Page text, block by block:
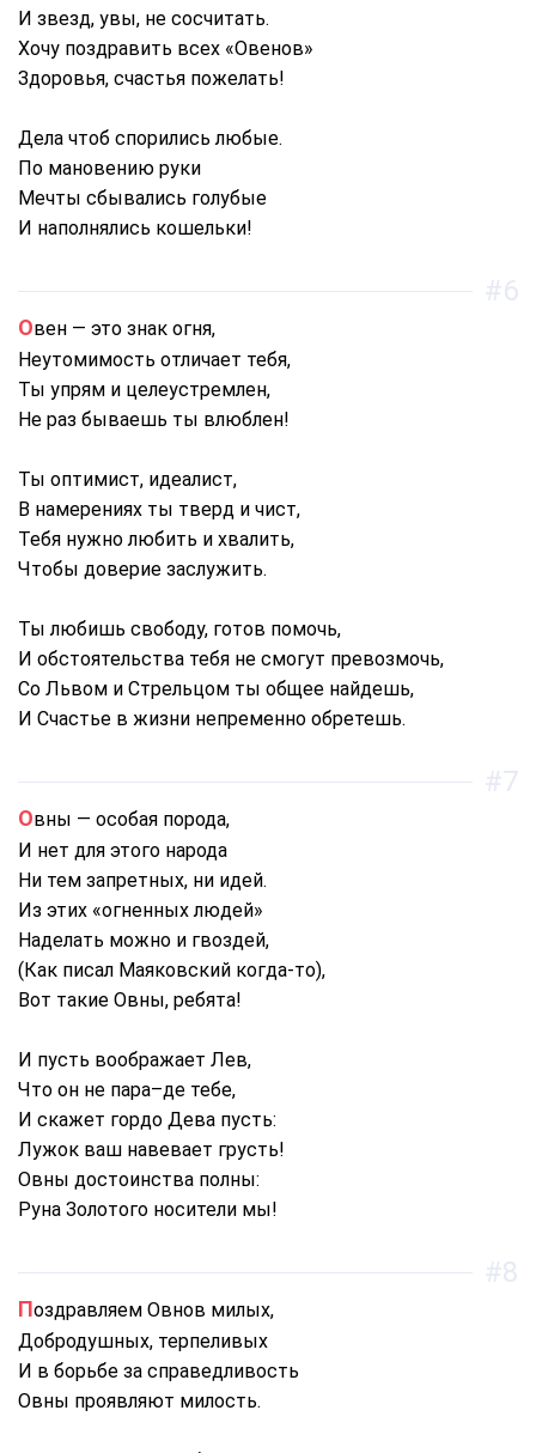
И звезд, увы, не сосчитать.
Хочу поздравить всех «Овенов»
Здоровья, счастья пожелать!
Дела чтоб спорились любые.
По мановению руки
Мечты сбывались голубые
И наполнялись кошельки!
Овен — это знак огня,
Неутомимость отличает тебя,
Ты упрям и целеустремлен,
Не раз бываешь ты влюблен!
Ты оптимист, идеалист,
В намерениях ты тверд и чист,
Тебя нужно любить и хвалить,
Чтобы доверие заслужить.
Ты любишь свободу, готов помочь,
И обстоятельства тебя не смогут превозмочь,
Со Львом и Стрельцом ты общее найдешь,
И Счастье в жизни непременно обретешь.
#6
Овны — особая порода,
И нет для этого народа
Ни тем запретных, ни идей.
Из этих «огненных людей»
Наделать можно и гвоздей,
(Как писал Маяковский когда-то),
Вот такие Овны, ребята!
И пусть воображает Лев,
Что он не пара–де тебе,
И скажет гордо Дева пусть:
Лужок ваш навевает грусть!
Овны достоинства полны:
Руна Золотого носители мы!
#7
Поздравляем Овнов милых,
Добродушных, терпеливых
И в борьбе за справедливость
Овны проявляют милость.
#8